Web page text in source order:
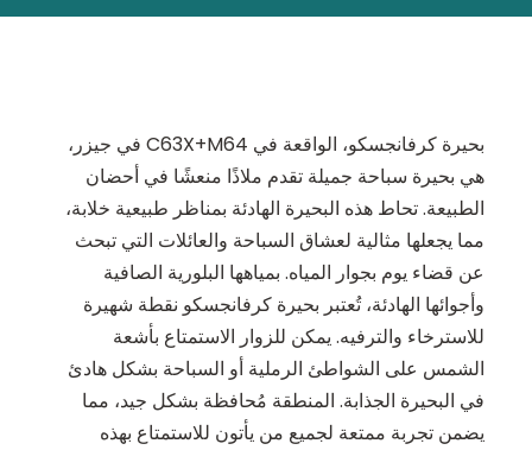
بحيرة كرفانجسكو، الواقعة في C63X+M64 في جيزر،
هي بحيرة سباحة جميلة تقدم ملاذًا منعشًا في أحضان
الطبيعة. تحاط هذه البحيرة الهادئة بمناظر طبيعية خلابة،
مما يجعلها مثالية لعشاق السباحة والعائلات التي تبحث
عن قضاء يوم بجوار المياه. بمياهها البلورية الصافية
وأجوائها الهادئة، تُعتبر بحيرة كرفانجسكو نقطة شهيرة
للاسترخاء والترفيه. يمكن للزوار الاستمتاع بأشعة
الشمس على الشواطئ الرملية أو السباحة بشكل هادئ
في البحيرة الجذابة. المنطقة مُحافظة بشكل جيد، مما
يضمن تجربة ممتعة لجميع من يأتون للاستمتاع بهذه